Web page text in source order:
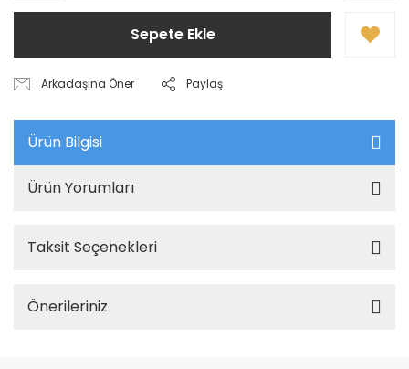
Sepete Ekle
Arkadaşına Öner Paylaş
Ürün Bilgisi
Ürün Yorumları
Taksit Seçenekleri
Önerileriniz